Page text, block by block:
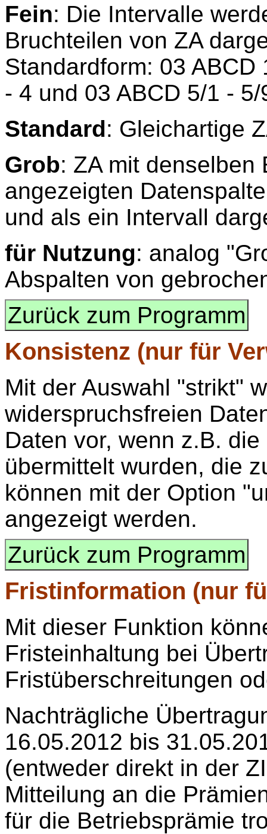
Fein: Die Intervalle
Bruchteilen von ZA
Standardform: 03
- 4 und 03 ABCD 5/1 - 5/
Standard: Gleichartige
Grob: ZA mit denselben
angezeigten
und als ein Intervall
für Nutzung: analog
Abspalten von
Zurück zum Programm
Konsistenz (nur für
Mit der Auswahl "strikt"
widerspruchsfreien
Daten vor, wenn z.B.
übermittelt wurden, die
können mit der Option
angezeigt werden.
Zurück zum Programm
Fristinformation (nur
Mit dieser Funktion
Fristeinhaltung bei
Fristüberschreitungen
Nachträgliche
16.05.2012 bis
(entweder direkt in der
Mitteilung an die
für die Betriebsprämie